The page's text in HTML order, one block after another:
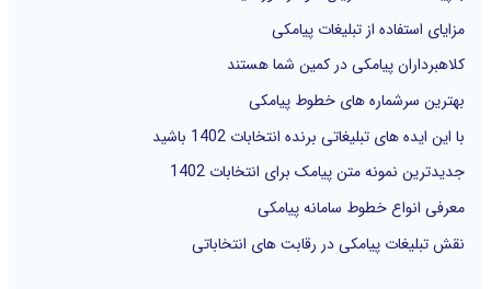
ی
:
مزایای استفاده از تبلیغات پیامکی
کلاهبرداران پیامکی در کمین شما هستند
بهترین سرشماره های خطوط پیامکی
با این ایده های تبلیغاتی برنده انتخابات 1402 باشید
جدیدترین نمونه متن پیامک برای انتخابات 1402
معرفی انواع خطوط سامانه پیامکی
نقش تبلیغات پیامکی در رقابت های انتخاباتی